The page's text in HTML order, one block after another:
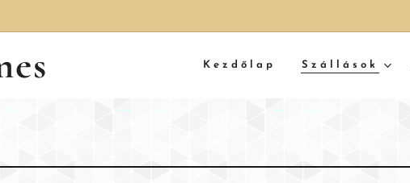
Kezdőlap Szállások